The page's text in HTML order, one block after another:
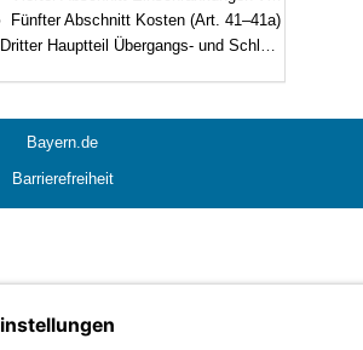
Bereich erweitern
Bereich erweitern
Fünfter Abschnitt Kosten (Art. 41–41a)
Dritter Hauptteil Übergangs- und Schlußbestimmungen (Art. 42–45)
Bayern.de
Barrierefreiheit